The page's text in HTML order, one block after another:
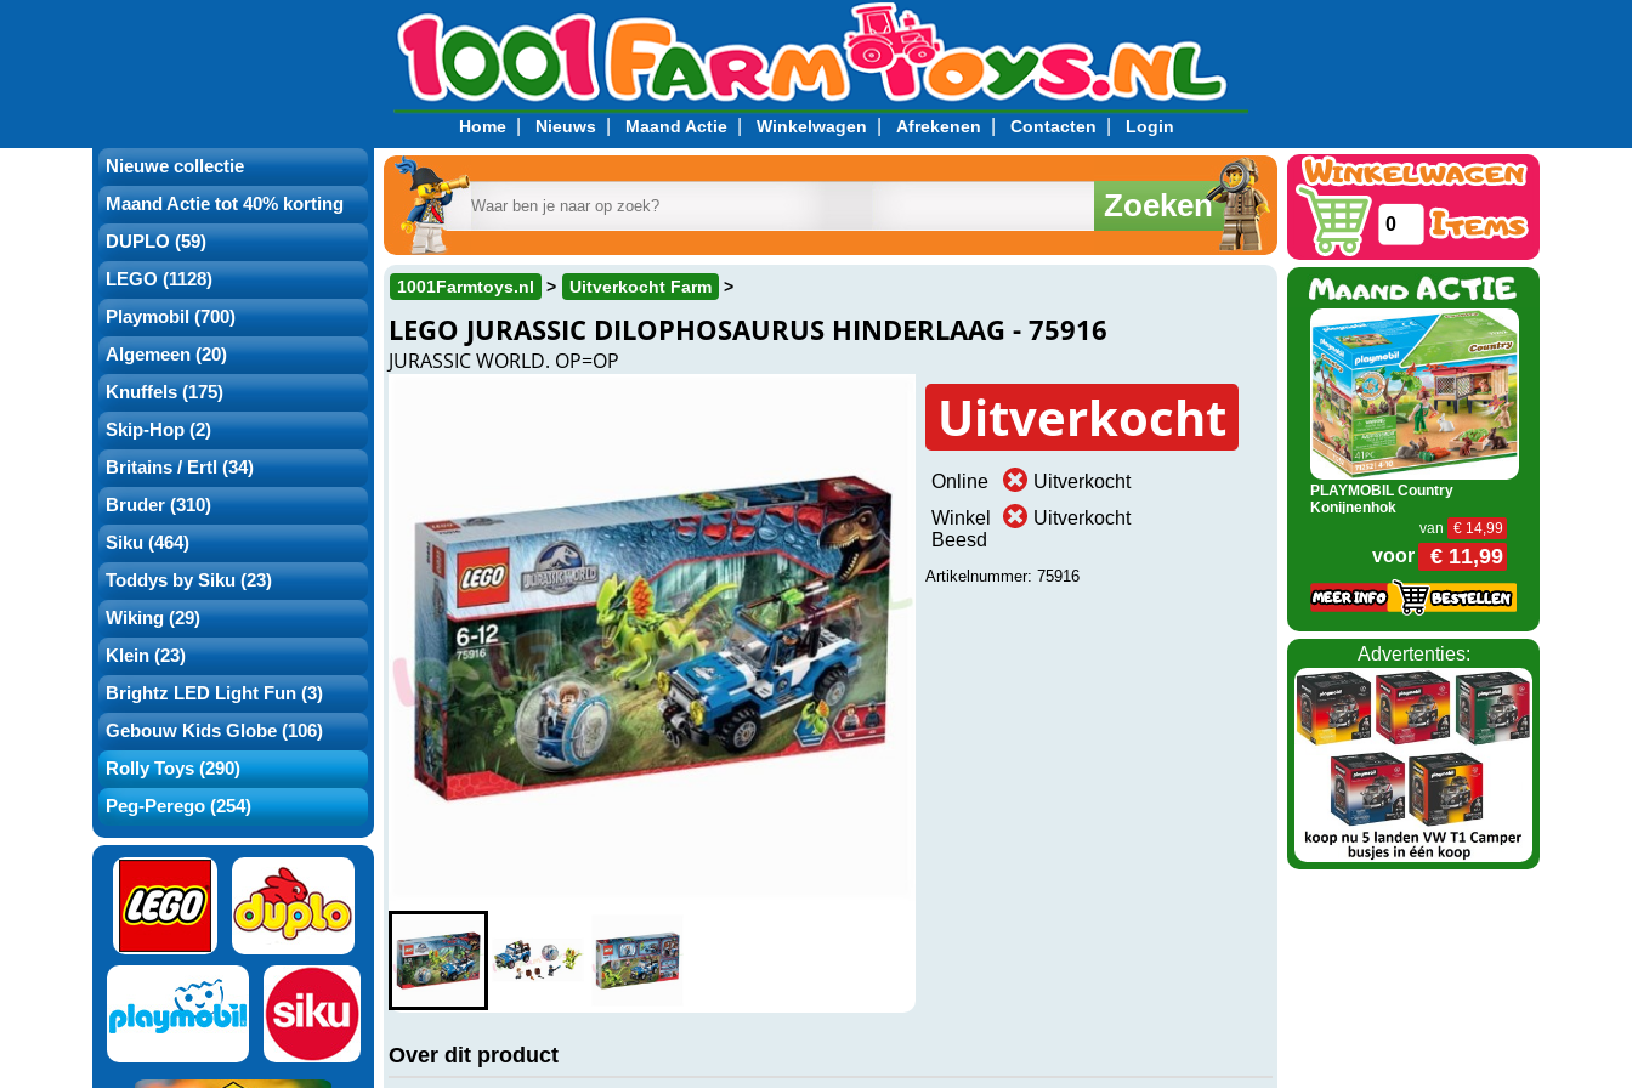
Home| Nieuws| Maand Actie| Winkelwagen Afrekenen Contacten Login
Nieuwe collectie
Maand Actie tot 40% korting
DUPLO (59)
LEGO (1128)
Playmobil (700)
Algemeen (20)
Knuffels (175)
Skip-Hop (2)
Britains / Ertl (34)
Bruder (310)
Siku (464)
Toddys by Siku (23)
Wiking (29)
Klein (23)
Brightz LED Light Fun (3)
Gebouw Kids Globe (106)
Rolly Toys (290)
Peg-Perego (254)
Zoeken
1001Farmtoys.nl Uitverkocht Farm
LEGO JURASSIC DILOPHOSAURUS HINDERLAAG - 75916
JURASSIC WORLD. OP=OP
Uitverkocht
Online
Uitverkocht
Winkel
Beesd
Uitverkocht
Artikelnummer: 75916
Over dit product
0
PLAYMOBIL Country
Konijnenhok
€ 14,99
van
€ 11,99
voor
Advertenties: